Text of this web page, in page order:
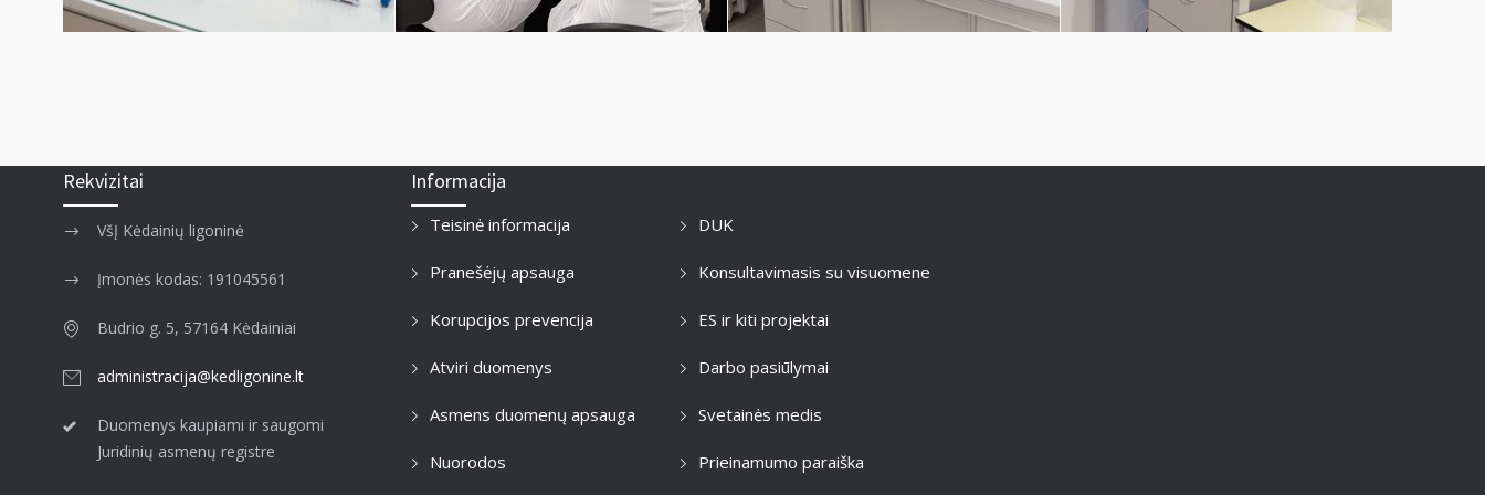
Rekvizitai
VšĮ Kėdainių ligoninė
Įmonės kodas: 191045561
Budrio g. 5, 57164 Kėdainiai
administracija@kedligonine.lt
Duomenys kaupiami ir saugomi
Juridinių asmenų registre
Informacija
Teisinė informacija
Pranešėjų apsauga
Korupcijos prevencija
Atviri duomenys
Asmens duomenų apsauga
Nuorodos
DUK
Konsultavimasis su visuomene
ES ir kiti projektai
Darbo pasiūlymai
Svetainės medis
Prieinamumo paraiška